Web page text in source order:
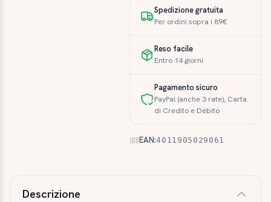
Spedizione gratuita
Per ordini sopra i 89€
Reso facile
Entro 14 giorni
Pagamento sicuro
PayPal (anche 3 rate), Carta
di Credito e Debito
EAN:4011905029061
Descrizione